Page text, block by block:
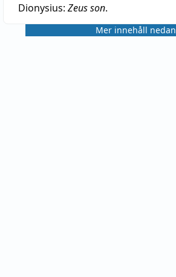
Dionysius: Zeus son.
Mer innehåll nedan